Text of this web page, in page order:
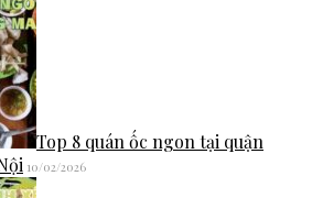
Top 8 quán ốc ngon tại quận
10/02/2026